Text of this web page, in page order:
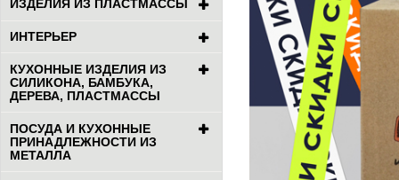
ИЗДЕЛИЯ ИЗ ПЛАСТМАССЫ
ИНТЕРЬЕР
КУХОННЫЕ ИЗДЕЛИЯ ИЗ
СИЛИКОНА, БАМБУКА,
ДЕРЕВА, ПЛАСТМАССЫ
ПОСУДА И КУХОННЫЕ
ПРИНАДЛЕЖНОСТИ ИЗ
МЕТАЛЛА